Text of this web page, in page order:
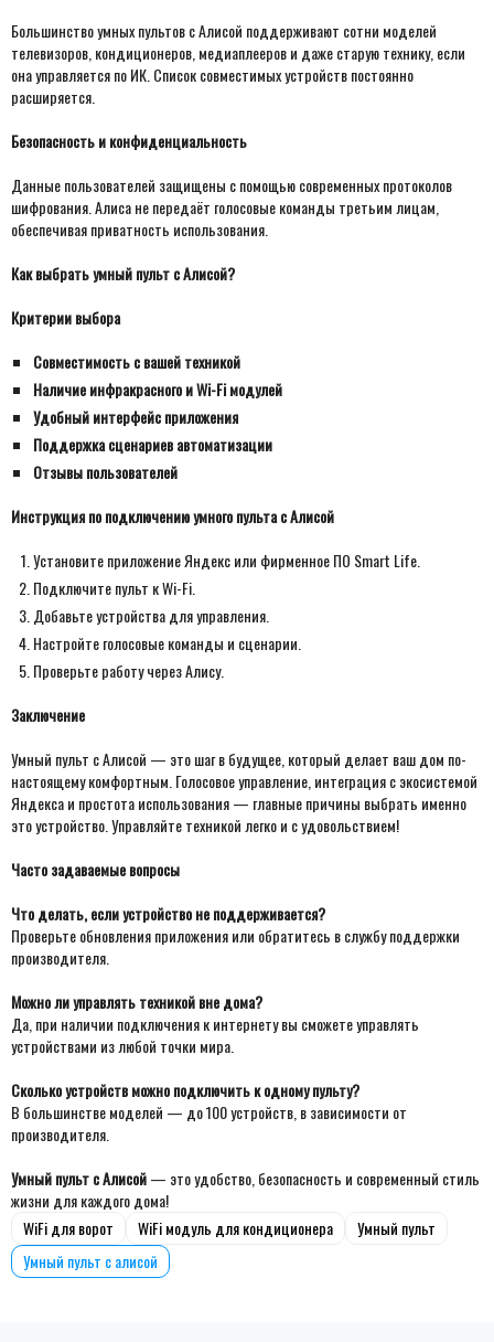
Большинство умных пультов с Алисой поддерживают сотни моделей
телевизоров, кондиционеров, медиаплееров и даже старую технику, если
она управляется по ИК. Список совместимых устройств постоянно
расширяется.
Безопасность и конфиденциальность
Данные пользователей защищены с помощью современных протоколов
шифрования. Алиса не передаёт голосовые команды третьим лицам,
обеспечивая приватность использования.
Как выбрать умный пульт с Алисой?
Критерии выбора
Совместимость с вашей техникой
Наличие инфракрасного и Wi-Fi модулей
Удобный интерфейс приложения
Поддержка сценариев автоматизации
Отзывы пользователей
Инструкция по подключению умного пульта с Алисой
Установите приложение Яндекс или фирменное ПО Smart Life.
Подключите пульт к Wi-Fi.
Добавьте устройства для управления.
Настройте голосовые команды и сценарии.
Проверьте работу через Алису.
Заключение
Умный пульт с Алисой — это шаг в будущее, который делает ваш дом по-
настоящему комфортным. Голосовое управление, интеграция с экосистемой
Яндекса и простота использования — главные причины выбрать именно
это устройство. Управляйте техникой легко и с удовольствием!
Часто задаваемые вопросы
Что делать, если устройство не поддерживается?
Проверьте обновления приложения или обратитесь в службу поддержки
производителя.
Можно ли управлять техникой вне дома?
Да, при наличии подключения к интернету вы сможете управлять
устройствами из любой точки мира.
Сколько устройств можно подключить к одному пульту?
В большинстве моделей — до 100 устройств, в зависимости от
производителя.
Умный пульт с Алисой— это удобство, безопасность и современный стиль
жизни для каждого дома!
WiFi для ворот
WiFi модуль для кондиционера
Умный пульт
Умный пульт с алисой